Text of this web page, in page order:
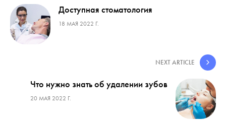
Доступная стоматология
18 МАЯ 2022 Г.
NEXT ARTICLE
Что нужно знать об удалении зубов
20 МАЯ 2022 Г.